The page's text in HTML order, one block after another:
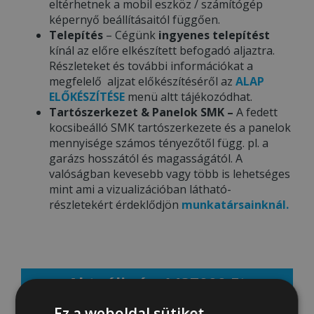
eltérhetnek a mobil eszköz / számítógép
képernyő beállításaitól függően.
Telepítés – Cégünk ingyenes telepítést
kínál az előre elkészített befogadó aljaztra.
Részleteket és további információkat a
megfelelő aljzat előkészítéséről az ALAP
ELŐKÉSZÍTÉSE menü altt tájékozódhat.
Tartószerkezet & Panelok SMK – A fedett
kocsibeálló SMK tartószerkezete és a panelok
mennyisége számos tényezőtől függ. pl. a
garázs hosszától és magasságától. A
valóságban kevesebb vagy több is lehetséges
mint ami a vizualizációban látható-
részletekért érdeklődjön munkatársainknál.
Aktuális ár: 1437000 Ft